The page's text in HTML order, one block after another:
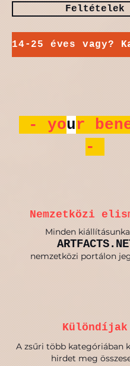
Feltételek
- your
-
Nemzetközi
Minden
nemzetközi portálon
Különdíjak
A zsűri több kategóriában
hirdet meg